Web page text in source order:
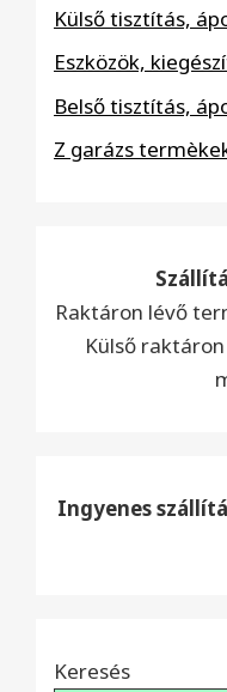
Külső tisztítás,
Eszközök,
Belső tisztítás,
Z garázs
Raktáron lévő
Külső
Ingyenes
Keresés